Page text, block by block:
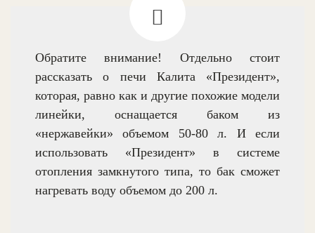
Обратите внимание! Отдельно стоит
рассказать о печи Калита «Президент»,
которая, равно как и другие похожие модели
линейки, оснащается баком из
«нержавейки» объемом 50-80 л. И если
использовать «Президент» в системе
отопления замкнутого типа, то бак сможет
нагревать воду объемом до 200 л.